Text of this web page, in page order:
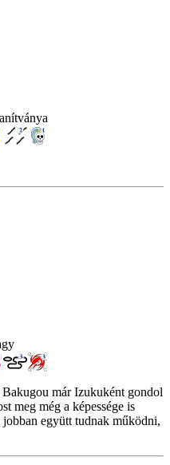
már Izukuként gondol
meg még a képessége is
együtt tudnak működni,